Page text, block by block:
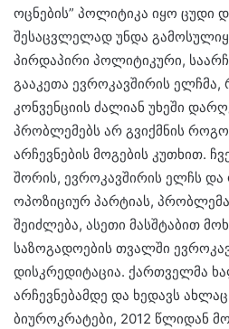
ოცნების” პოლიტიკა იყო ცუდი
შესაცვლელად უნდა
პირდაპირი პოლიტიკური,
გააკეთა ევროკავშირის ელჩმა,
კონვენციის ძალიან უხეში
პრობლემებს არ გვიქმნის
არჩევნების მოგების კუთხით.
შორის, ევროკავშირის ელჩს
ოპოზიციურ პარტიას, პრობლემა
შეიძლება, ასეთი მასშტაბით
საზოგადოების თვალში
დისკრედიტაცია. ქართველმა
არჩევნებამდე და ხედავს
ბიუროკრატები, 2012 წლიდან